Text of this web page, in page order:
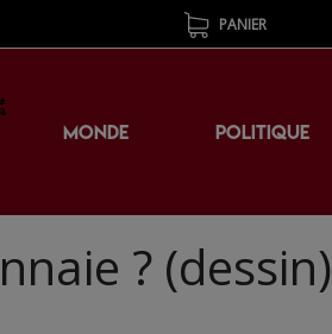
PANIER
MONDE POLITIQUE
? (dessin)